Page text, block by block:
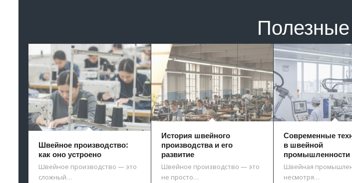
Полезные
Швейное производство:
как оно устроено
Швейное производство — это
сложный…
История швейного
производства и его
развитие
Швейное производство — это
не просто…
Современные
в швейной
промышленности
Швейная
несмотря…